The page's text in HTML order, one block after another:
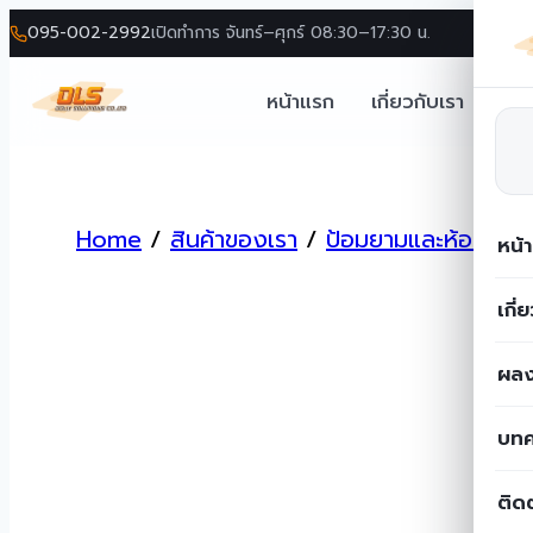
095-002-2992เปิดทำการ จันทร์–ศุกร์ 08:30–17:30 น.
หน้าแรก เกี่ยวกับเรา โ
หน้
เกี่
ผล
บท
ติด
contentHome / สินค้าของเรา / ป้อมยามและห้องน้ำ /